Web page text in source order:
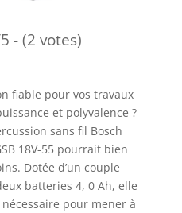
- (2 votes)
fiable pour vos travaux
et polyvalence ?
sans fil Bosch
18V-55 pourrait bien
Dotée d’un couple
batteries 4, 0 Ah, elle
pour mener à